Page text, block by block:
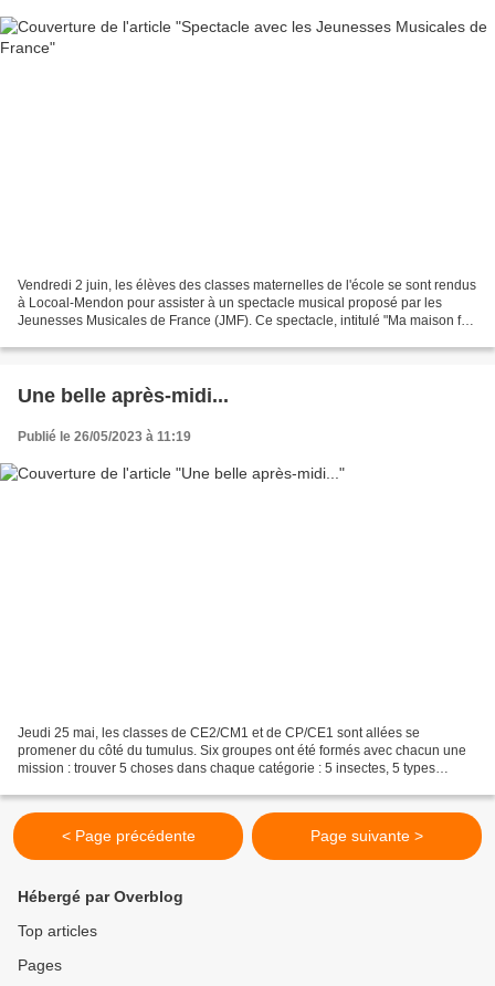
Vendredi 2 juin, les élèves des classes maternelles de l'école se sont rendus
à Locoal-Mendon pour assister à un spectacle musical proposé par les
Jeunesses Musicales de France (JMF). Ce spectacle, intitulé "Ma maison fait
Une belle après-midi...
Publié le 26/05/2023 à 11:19
Jeudi 25 mai, les classes de CE2/CM1 et de CP/CE1 sont allées se
promener du côté du tumulus. Six groupes ont été formés avec chacun une
mission : trouver 5 choses dans chaque catégorie : 5 insectes, 5 types
< Page précédente Page suivante >
Hébergé par Overblog
Top articles
Pages